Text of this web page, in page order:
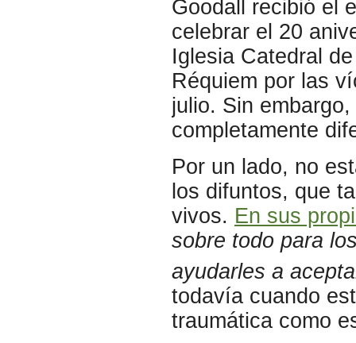
Goodall recibió el
celebrar el 20
Iglesia Catedral
Réquiem por las
julio. Sin
completamente
Por un lado, no
los difuntos, que
vivos. En sus
sobre todo para
ayudarles a
todavía cuando
traumática como